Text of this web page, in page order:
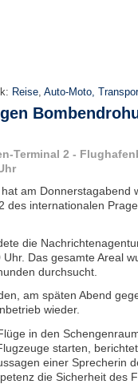
Reise, Auto-Moto,
Terminal 2 -
am Donnerstagabend
des internationalen
die
Das gesamte Areal
durchsucht.
am späten Abend
wieder.
in den
starten,
einer Sprecherin
die Sicherheit des